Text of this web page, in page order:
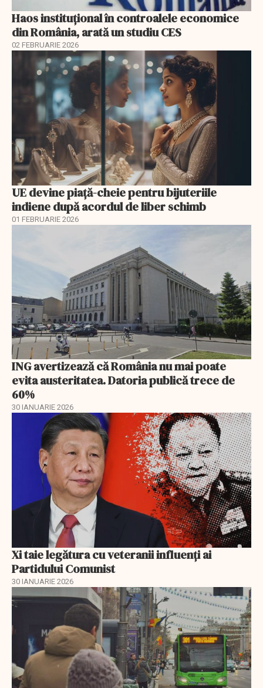
Haos instituțional în controalele economice
din România, arată un studiu CES
02 FEBRUARIE 2026
UE devine piață-cheie pentru bijuteriile
indiene după acordul de liber schimb
01 FEBRUARIE 2026
ING avertizează că România nu mai poate
evita austeritatea. Datoria publică trece de
60%
30 IANUARIE 2026
Xi taie legătura cu veteranii influenți ai
Partidului Comunist
30 IANUARIE 2026